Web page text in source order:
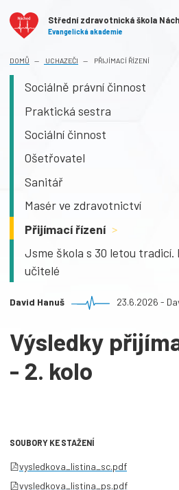
Střední zdravotnická škola
Evangelická akademie
DOMŮ UCHAZEČI PŘIJÍMACÍ ŘÍZENÍ
Sociálně právní činnost
Praktická sestra
Sociální činnost
Ošetřovatel
Sanitář
Masér ve zdravotnictví
Přijímací řízení >
Jsme škola s 30 letou tradicí.
učitelé
David Hanuš 23.6.2026 -
Výsledky
- 2. kolo
SOUBORY KE STAŽENÍ
vysledkova_listina_sc.pdf
vysledkova_listina_ps.pdf